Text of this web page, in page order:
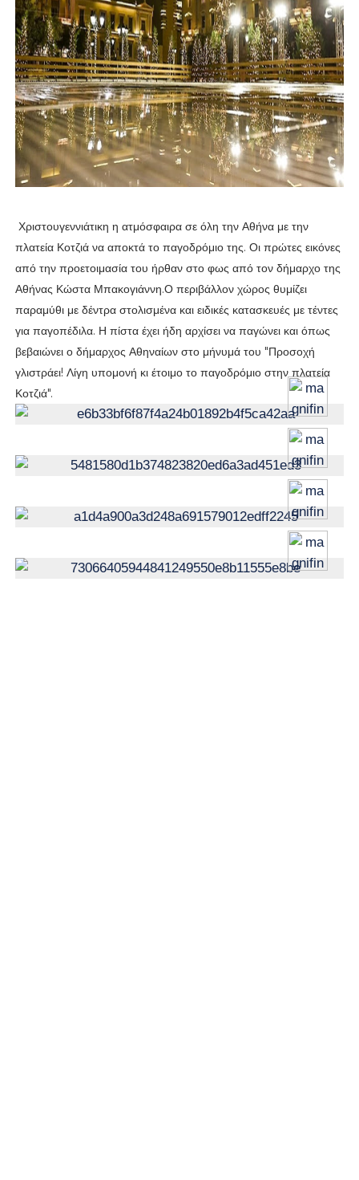
Χριστουγεννιάτικη η ατμόσφαιρα σε όλη την Αθήνα με την
πλατεία Κοτζιά να αποκτά το παγοδρόμιο της. Οι πρώτες εικόνες
από την προετοιμασία του ήρθαν στο φως από τον δήμαρχο της
Αθήνας Κώστα Μπακογιάννη.Ο περιβάλλον χώρος θυμίζει
παραμύθι με δέντρα στολισμένα και ειδικές κατασκευές με τέντες
για παγοπέδιλα. Η πίστα έχει ήδη αρχίσει να παγώνει και όπως
βεβαιώνει ο δήμαρχος Αθηναίων στο μήνυμά του "Προσοχή
γλιστράει! Λίγη υπομονή κι έτοιμο το παγοδρόμιο στην πλατεία
Κοτζιά".